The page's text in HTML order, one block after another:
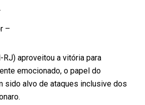
–
RJ) aproveitou a vitória para
emocionado, o papel do
sido alvo de ataques inclusive dos